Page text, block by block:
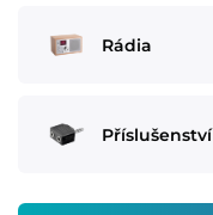
Rádia
Příslušenství